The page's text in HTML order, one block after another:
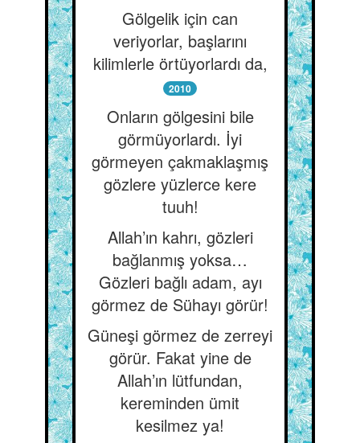
Gölgelik için can
veriyorlar, başlarını
kilimlerle örtüyorlardı da,
2010
Onların gölgesini bile
görmüyorlardı. İyi
görmeyen çakmaklaşmış
gözlere yüzlerce kere
tuuh!
Allah’ın kahrı, gözleri
bağlanmış yoksa…
Gözleri bağlı adam, ayı
görmez de Sühayı görür!
Güneşi görmez de zerreyi
görür. Fakat yine de
Allah’ın lütfundan,
kereminden ümit
kesilmez ya!